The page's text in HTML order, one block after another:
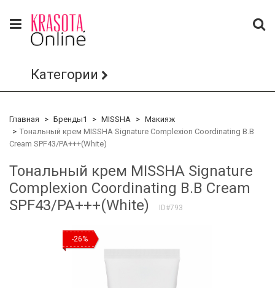
Категории
Главная Бренды1 MISSHA
Макияж
Тональный крем MISSHA Signature Complexion Coordinating B.B
Cream SPF43/PA+++(White)
Тональный крем MISSHA Signature
Complexion Coordinating B.B Cream
SPF43/PA+++(White)
ID#793
-26%